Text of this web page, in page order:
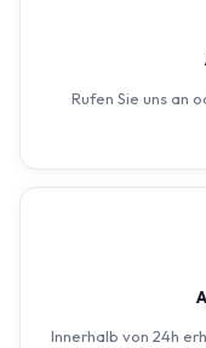
Rufen Sie uns an
Innerhalb von 24h